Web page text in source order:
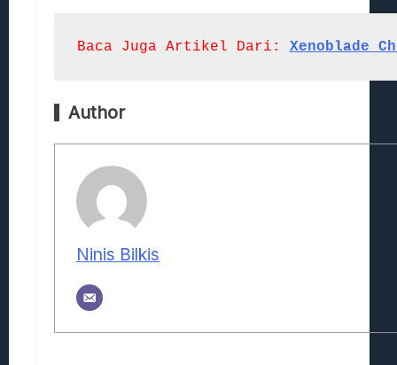
Baca Juga Artikel Dari: Xenoblade
Author
Ninis Bilkis